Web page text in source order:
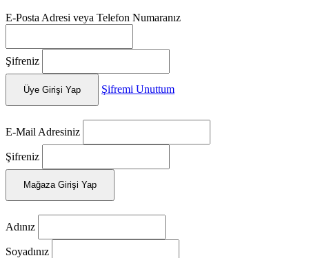
E-Posta Adresi veya Telefon Numaranız
Şifreniz
Üye Girişi Yap Şifremi Unuttum
E-Mail Adresiniz
Şifreniz
Mağaza Girişi Yap
Adınız
Soyadınız